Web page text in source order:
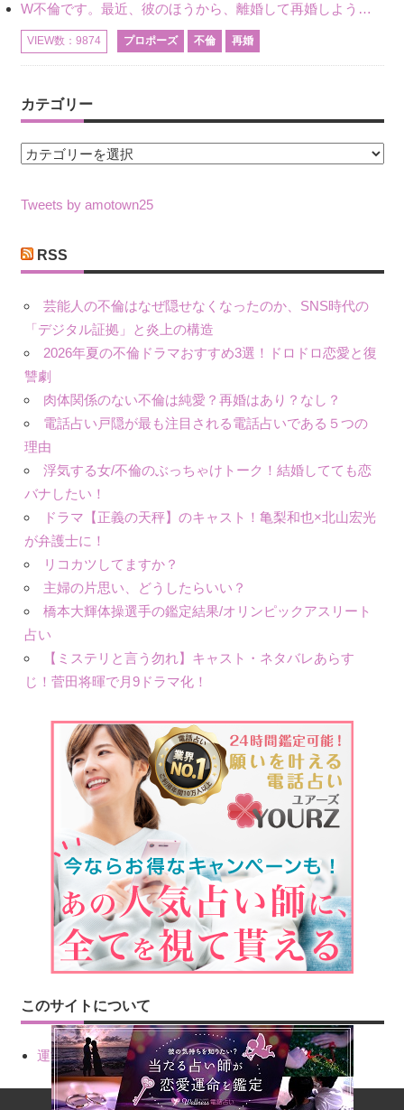
W不倫です。最近、彼のほうから、離婚して再婚しよう、と言ってきました。ハッキリいうと、そこまでは考えていませんでした。彼を好きな気持ちはあるし、彼なしの生活は考えられません。だけど、離婚して再婚すると
VIEW数：9874 プロポーズ 不倫 再婚
カテゴリー
カ
ゴ
ー
Tweets by amotown25
RSS
芸能人の不倫はなぜ隠せなくなったのか、SNS時代の
「デジタル証拠」と炎上の構造
2026年夏の不倫ドラマおすすめ3選！ドロドロ恋愛と復
讐劇
肉体関係のない不倫は純愛？再婚はあり？なし？
電話占い戸隠が最も注目される電話占いである５つの
理由
浮気する女/不倫のぶっちゃけトーク！結婚してても恋
バナしたい！
ドラマ【正義の天秤】のキャスト！亀梨和也×北山宏光
が弁護士に！
リコカツしてますか？
主婦の片思い、どうしたらいい？
橋本大輝体操選手の鑑定結果/オリンピックアスリート
占い
【ミステリと言う勿れ】キャスト・ネタバレあらす
じ！菅田将暉で月9ドラマ化！
このサイトについて
運営会社情報